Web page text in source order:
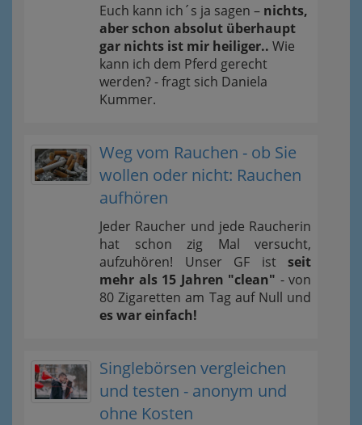
Euch kann ich´s ja sagen – nichts,
aber schon absolut überhaupt
gar nichts ist mir heiliger.. Wie
kann ich dem Pferd gerecht
werden? - fragt sich Daniela
Kummer.
Weg vom Rauchen - ob Sie
wollen oder nicht: Rauchen
aufhören
Jeder Raucher und jede Raucherin
hat schon zig Mal versucht,
aufzuhören! Unser GF ist seit
mehr als 15 Jahren "clean" - von
80 Zigaretten am Tag auf Null und
es war einfach!
Singlebörsen vergleichen
und testen - anonym und
ohne Kosten